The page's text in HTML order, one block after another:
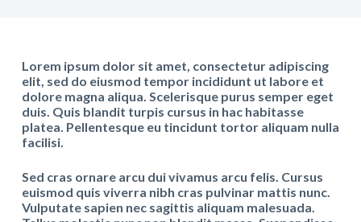
Lorem ipsum dolor sit amet, consectetur adipiscing
elit, sed do eiusmod tempor incididunt ut labore et
dolore magna aliqua. Scelerisque purus semper eget
duis. Quis blandit turpis cursus in hac habitasse
platea. Pellentesque eu tincidunt tortor aliquam nulla
facilisi.
Sed cras ornare arcu dui vivamus arcu felis. Cursus
euismod quis viverra nibh cras pulvinar mattis nunc.
Vulputate sapien nec sagittis aliquam malesuada.